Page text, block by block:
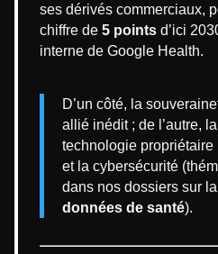
ses dérivés commerciaux,
chiffre de 5 points d’ici
interne de Google Health.
D’un côté, la
allié inédit ; de l’autre,
technologie propriétaire
et la cybersécurité
dans nos dossiers sur la
données de santé).